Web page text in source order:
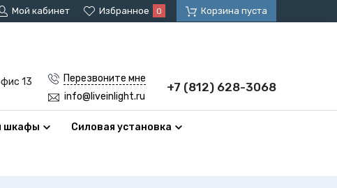
Мой кабинет Избранное 0 Корзина пуста
13
Перезвоните мне
info@liveinlight.ru
+7 (812) 628-3068
шкафы Силовая установка